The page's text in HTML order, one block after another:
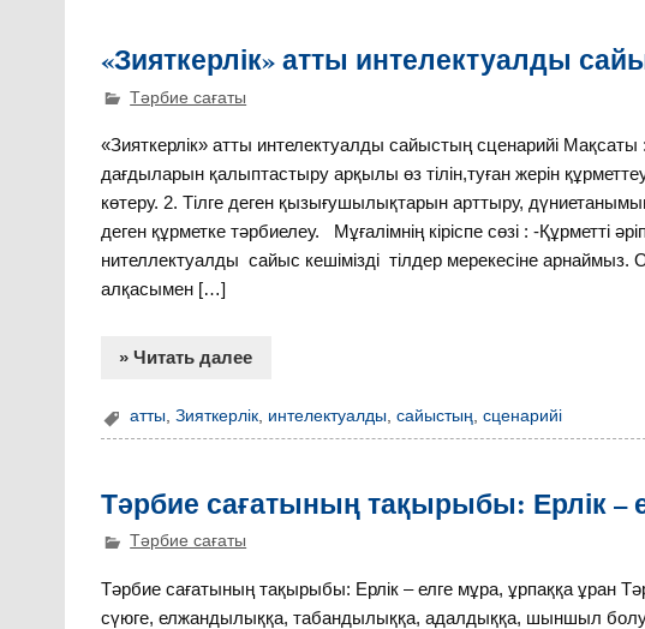
«Зияткерлік» атты интелектуалды
Тәрбие сағаты
«Зияткерлік» атты интелектуалды сайыстың сценарийі Мақсаты
дағдыларын қалыптастыру арқылы өз тілін,туған жерін
көтеру. 2. Тілге деген қызығушылықтарын арттыру,
деген құрметке тәрбиелеу. Мұғалімнің кіріспе сөзі : -Құрметті
нителлектуалды сайыс кешімізді тілдер мерекесіне
алқасымен […]
» Читать далее
атты,Зияткерлік, интелектуалды,сайыстың,сценарийі
Тәрбие сағатының тақырыбы: Ерлік –
Тәрбие сағаты
Тәрбие сағатының тақырыбы: Ерлік – елге мұра, ұрпаққа ұран
сүюге, елжандылыққа, табандылыққа, адалдыққа, шыншыл